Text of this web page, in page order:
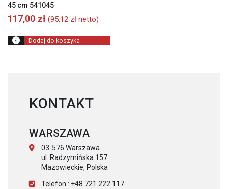
45 cm 541045
117,00 zł (95,12 zł netto)
Dodaj do koszyka
KONTAKT
WARSZAWA
03-576 Warszawa
ul. Radzymińska 157
Mazowieckie, Polska
Telefon : +48 721 222 117